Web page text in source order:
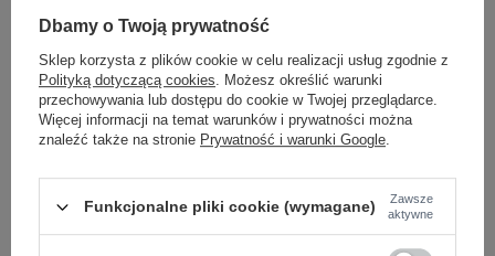
Internetowa hurtownia damska z plikiem XML/CSV.
Aktualizacja stanów co godzinę.
DROPSHIPPING
Damskie ubrania w dropshippingu
Hurt odzieży damskiej z wysyłką na etykiecie Twojego
sklepu w całej UE. Zero magazynu, zero
Dbamy o Twoją prywatność
Sklep korzysta z plików cookie w celu realizacji usług zgodnie z
Polityką dotyczącą cookies. Możesz określić warunki
przechowywania lub dostępu do cookie w Twojej przeglądarce.
Więcej informacji na temat warunków i prywatności można
znaleźć także na stronie Prywatność i warunki Google.
Funkcjonalne pliki cookie (wymagane)
Zawsze
aktywne